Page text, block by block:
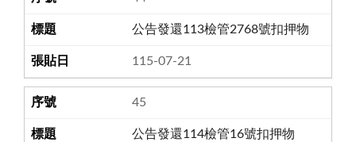
公告發還113檢管2768號扣押物
115-07-21
45
公告發還114檢管16號扣押物